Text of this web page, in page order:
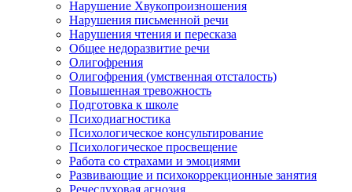
Нарушение Хвукопроизношения
Нарушения письменной речи
Нарушения чтения и пересказа
Общее недоразвитие речи
Олигофрения
Олигофрения (умственная отсталость)
Повышенная тревожность
Подготовка к школе
Психодиагностика
Психологическое консультирование
Психологическое просвещение
Работа со страхами и эмоциями
Развивающие и психокоррекционные занятия
Речеслуховая агнозия